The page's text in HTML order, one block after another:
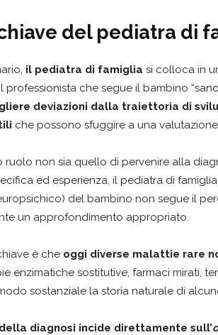
del pediatra di
il pediatra di famiglia si colloca in
professionista che segue il bambino
deviazioni dalla traiettoria di
che possono sfuggire a una
ruolo non sia quello di pervenire alla
ed esperienza, il pediatra di
del bambino non segue il
un approfondimento appropriato.
è che oggi diverse malattie rare
enzimatiche sostitutive, farmaci mirati,
sostanziale la storia naturale di
diagnosi incide direttamente sull’